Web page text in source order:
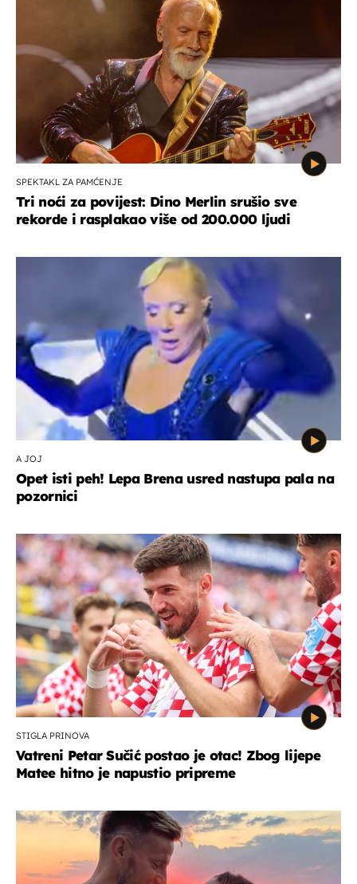
SPEKTAKL ZA PAMĆENJE
Tri noći za povijest: Dino Merlin srušio sve
rekorde i rasplakao više od 200.000 ljudi
A JOJ
Opet isti peh! Lepa Brena usred nastupa pala na
pozornici
STIGLA PRINOVA
Vatreni Petar Sučić postao je otac! Zbog lijepe
Matee hitno je napustio pripreme